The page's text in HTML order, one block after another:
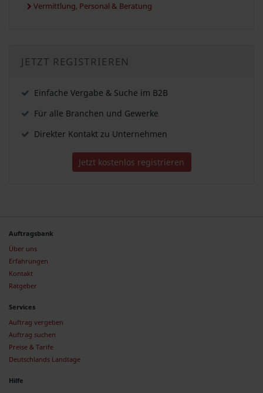
Vermittlung, Personal & Beratung
JETZT REGISTRIEREN
Einfache Vergabe & Suche im B2B
Für alle Branchen und Gewerke
Direkter Kontakt zu Unternehmen
Jetzt kostenlos registrieren
Auftragsbank
Über uns
Erfahrungen
Kontakt
Ratgeber
Services
Auftrag vergeben
Auftrag suchen
Preise & Tarife
Deutschlands Landtage
Hilfe